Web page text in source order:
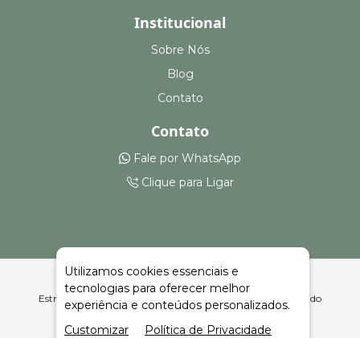
Institucional
Sobre Nós
Blog
Contato
Contato
Fale por WhatsApp
Clique para Ligar
Estruturas para Feiras, Eventos e Armazenagem Alvorada do
Sul | Celeiro Feiras e Eventos
Utilizamos cookies essenciais e
tecnologias para oferecer melhor
experiência e conteúdos personalizados.
Customizar
Política de Privacidade